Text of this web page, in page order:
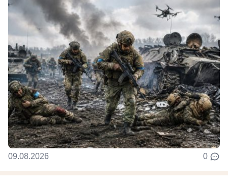
09.08.2026 0